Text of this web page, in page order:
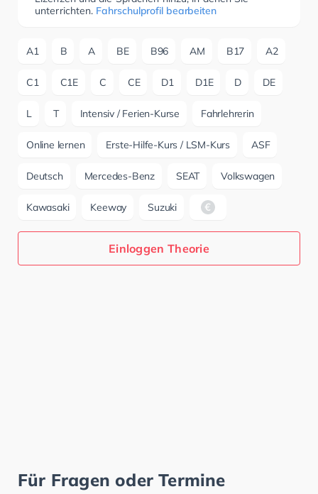
unterrichten. Fahrschulprofil bearbeiten
A1 B A BE B96 AM B17 A2
C1 C1E C CE D1 D1E D DE
L T Intensiv / Ferien-Kurse Fahrlehrerin
Online lernen Erste-Hilfe-Kurs / LSM-Kurs ASF
Deutsch Mercedes-Benz SEAT Volkswagen
Kawasaki Keeway Suzuki
Einloggen Theorie
Für Fragen oder Termine